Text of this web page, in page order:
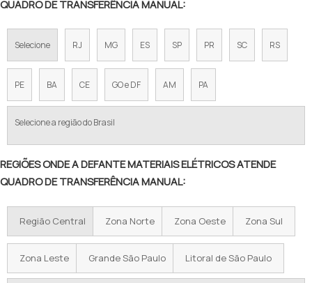
QUADRO DE TRANSFERÊNCIA MANUAL:
Selecione RJ MG ES SP PR SC RS
PE BA CE GO e DF AM PA
Selecione a região do Brasil
REGIÕES ONDE A DEFANTE MATERIAIS ELÉTRICOS ATENDE
QUADRO DE TRANSFERÊNCIA MANUAL:
Região Central Zona Norte Zona Oeste Zona Sul
Zona Leste Grande São Paulo Litoral de São Paulo